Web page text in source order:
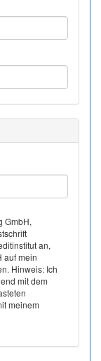
GmbH,
an,
auf mein
Hinweis: Ich
mit dem
meinem